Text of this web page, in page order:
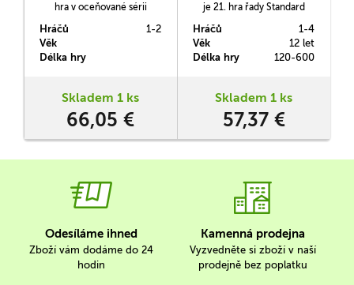
hra v oceňované sérii
Hráčů
1-2
Věk
Délka hry
Skladem 1 ks
66,05 €
je 21. hra řady Standard
odvážné, někteří by spíš
řekli bláhové, zteči armádní
skupiny Jih na město Rostov
Hráčů
1-4
Věk
12 let
Délka hry
120-600
Skladem 1 ks
57,37 €
Odesíláme ihned
Zboží vám dodáme do 24
hodin
Kamenná prodejna
Vyzvedněte si zboží v naší
prodejně bez poplatku